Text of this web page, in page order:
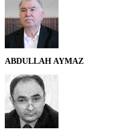
ABDULLAH AYMAZ